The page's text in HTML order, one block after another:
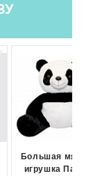
Большая
игрушка Панда